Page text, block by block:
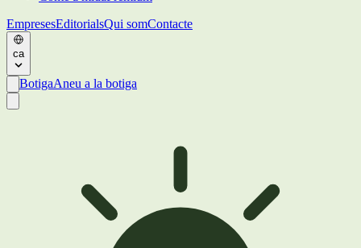
EmpresesEditorialsQui somContacte
ca
BotigaAneu a la botiga